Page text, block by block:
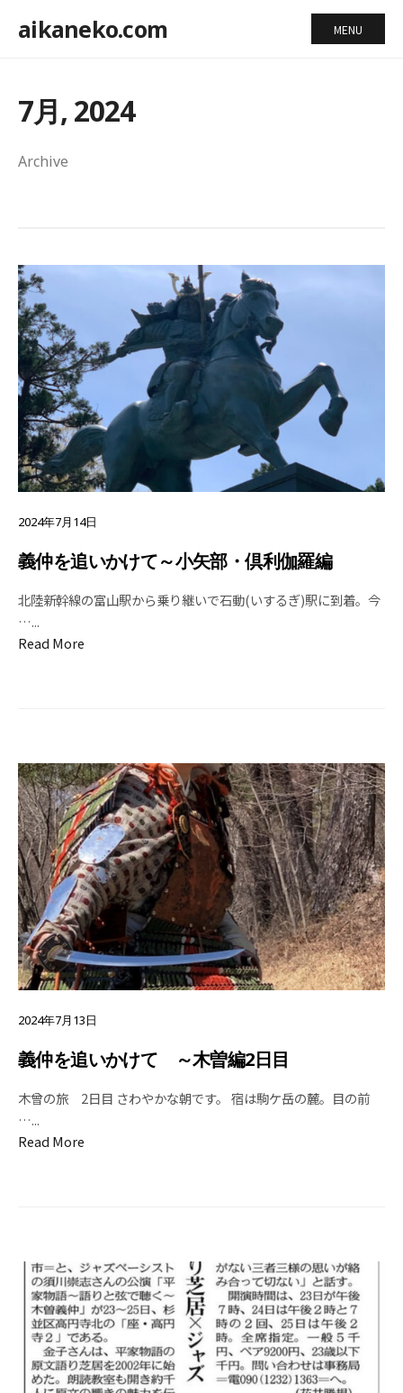
aikaneko.com MENU
7月, 2024
Archive
2024年7月14日
義仲を追いかけて～小矢部・倶利伽羅編
北陸新幹線の富山駅から乗り継いで石動(いするぎ)駅に到着。今
…...
Read More
2024年7月13日
義仲を追いかけて ～木曽編2日目
木曾の旅 2日目 さわやかな朝です。 宿は駒ケ岳の麓。目の前
…...
Read More